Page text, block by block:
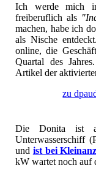
Ich werde mich
freiberuflich als
machen, habe ich
als Nische
online, die
Quartal des
Artikel der
zu
Die Donita ist
Unterwasserschiff
und ist bei
kW wartet noch auf